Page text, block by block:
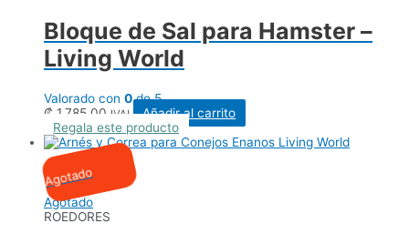
hasta
₡ 2.790,00
Bloque de Sal para Hamster –
Living World
Valorado con 0de 5
₡ 1.785,00 IVAI
Añadir al carrito
Regala este producto
Agotado
Agotado
ROEDORES